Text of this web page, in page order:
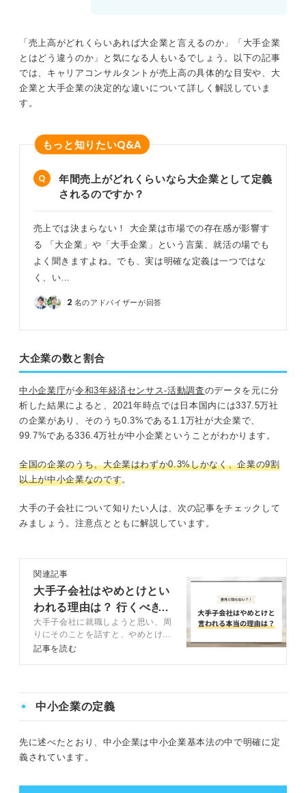
「売上高がどれくらいあれば大企業と言えるのか」「大手企業
とはどう違うのか」と気になる人もいるでしょう。以下の記事
では、キャリアコンサルタントが売上高の具体的な目安や、大
企業と大手企業の決定的な違いについて詳しく解説していま
す。
もっと知りたいQ&A
年間売上がどれくらいなら大企業として定義
されるのですか？
売上では決まらない！ 大企業は市場での存在感が影響す
る 「大企業」や「大手企業」という言葉、就活の場でも
よく聞きますよね。でも、実は明確な定義は一つではな
く、い…
2 名のアドバイザーが回答
大企業の数と割合
中小企業庁が令和3年経済センサス-活動調査のデータを元に分
析した結果によると、2021年時点では日本国内には337.5万社
の企業があり、そのうち0.3%である1.1万社が大企業で、
99.7%である336.4万社が中小企業ということがわかります。
全国の企業のうち、大企業はわずか0.3%しかなく、企業の9割
以上が中小企業なのです。
大手の子会社について知りたい人は、次の記事をチェックして
みましょう。注意点とともに解説しています。
関連記事
大手子会社はやめとけとい
われる理由は？ 行くべき
企業も解説
大手子会社に就職しようと思い、周
りにそのことを話すと、やめとけと
止められた経験はありませんか？
しょうか。
記事を読む
中小企業の定義
先に述べたとおり、中小企業は中小企業基本法の中で明確に定
義されています。